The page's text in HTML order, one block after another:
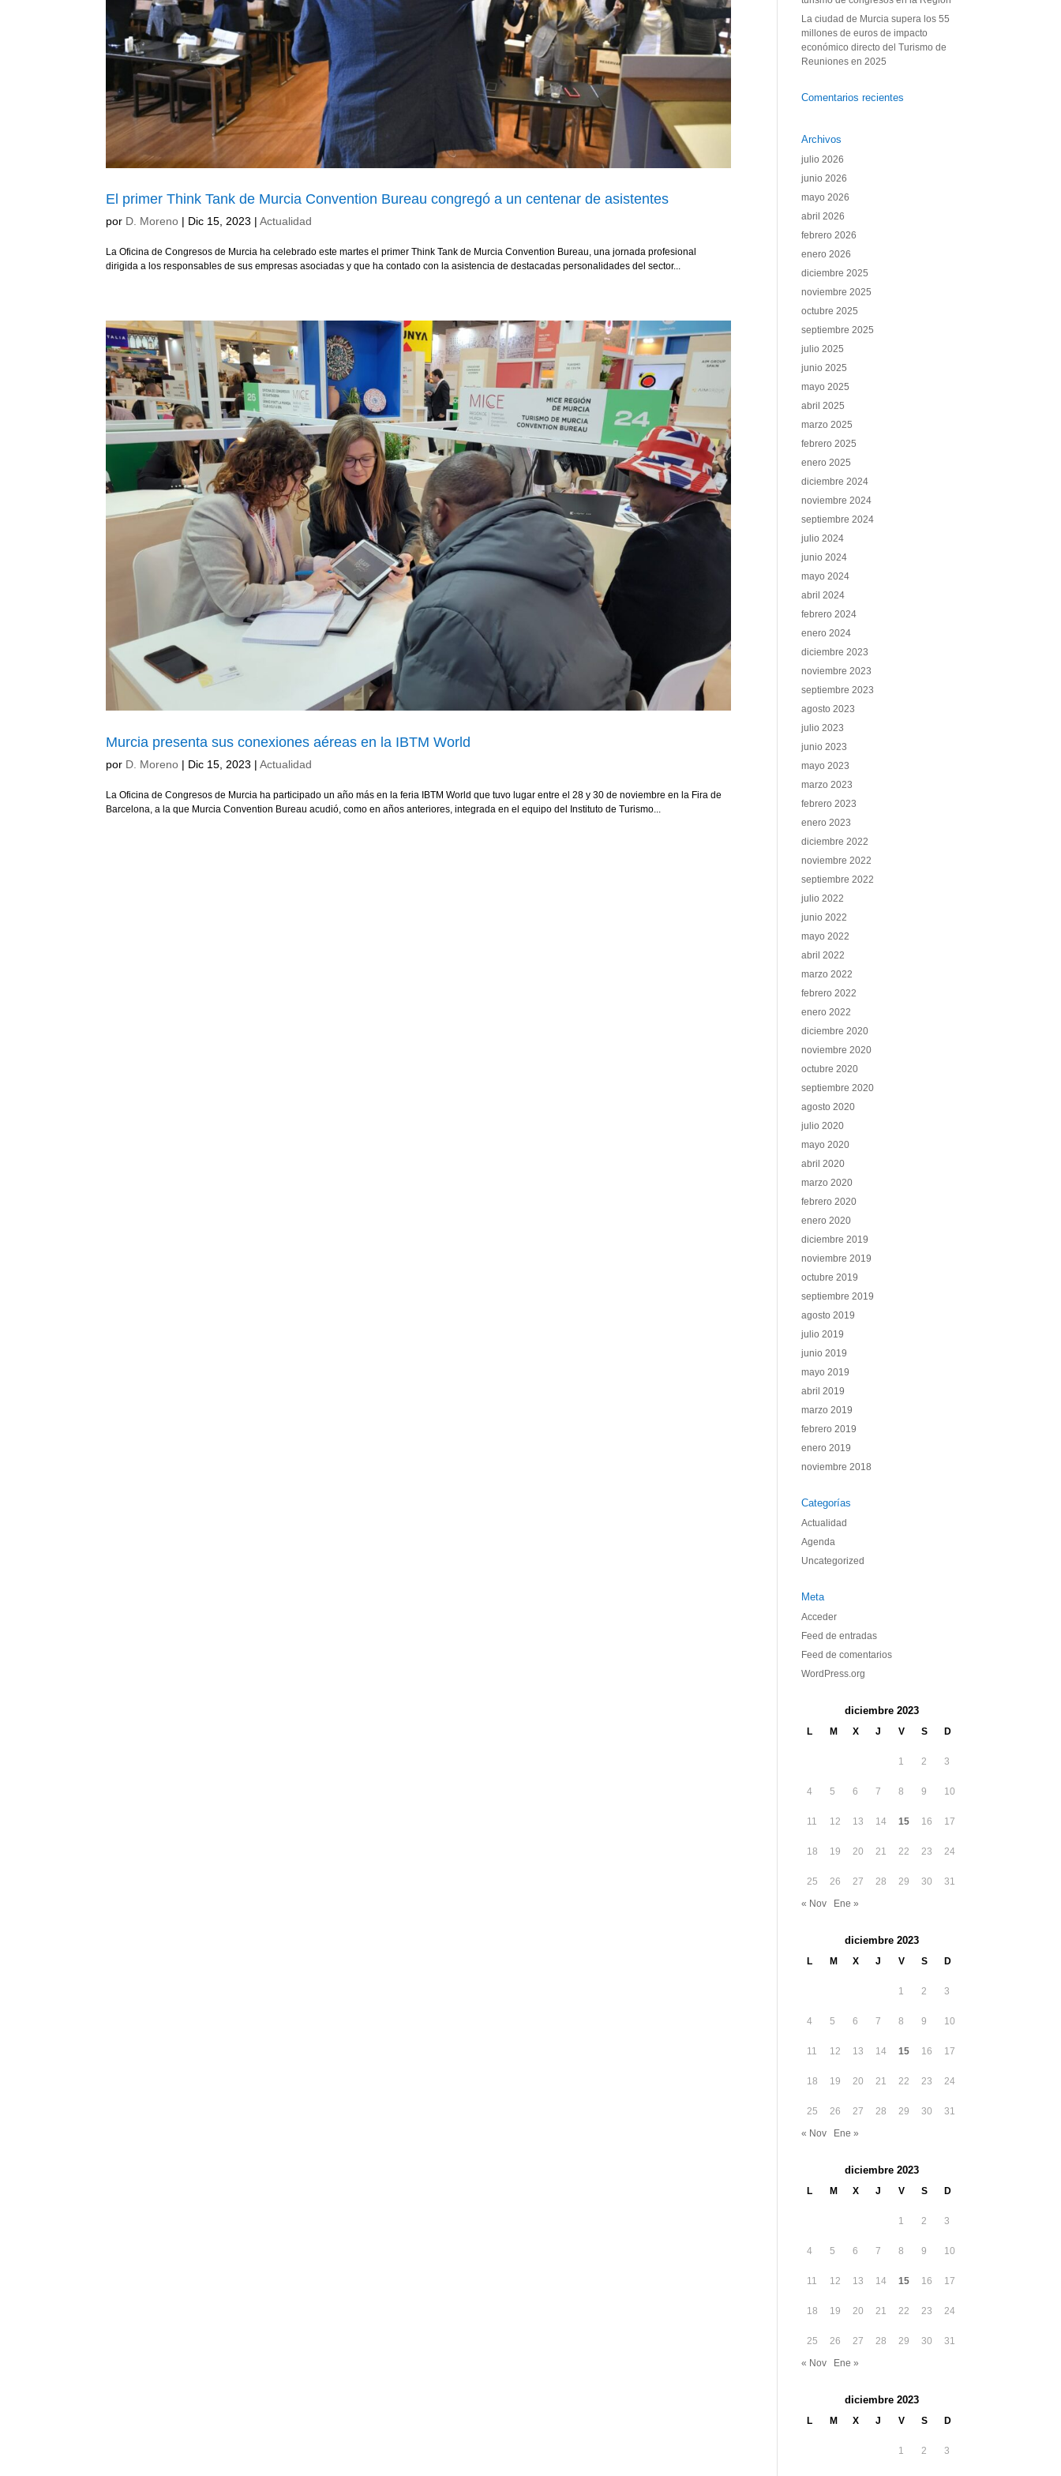
El primer Think Tank de Murcia Convention Bureau congregó a un centenar de asistentes
por D. Moreno | Dic 15, 2023 |Actualidad
La Oficina de Congresos de Murcia ha celebrado este martes el primer Think Tank de Murcia Convention Bureau, una jornada profesional
dirigida a los responsables de sus empresas asociadas y que ha contado con la asistencia de destacadas personalidades del sector...
Murcia presenta sus conexiones aéreas en la IBTM World
por D. Moreno | Dic 15, 2023 |Actualidad
La Oficina de Congresos de Murcia ha participado un año más en la feria IBTM World que tuvo lugar entre el 28 y 30 de noviembre en la Fira de
Barcelona, a la que Murcia Convention Bureau acudió, como en años anteriores, integrada en el equipo del Instituto de Turismo...
La ciudad de Murcia supera los 55
millones de euros de impacto
económico directo del Turismo de
Reuniones en 2025
Comentarios recientes
Archivos
julio 2026
junio 2026
mayo 2026
abril 2026
febrero 2026
enero 2026
diciembre 2025
noviembre 2025
octubre 2025
septiembre 2025
julio 2025
junio 2025
mayo 2025
abril 2025
marzo 2025
febrero 2025
enero 2025
diciembre 2024
noviembre 2024
septiembre 2024
julio 2024
junio 2024
mayo 2024
abril 2024
febrero 2024
enero 2024
diciembre 2023
noviembre 2023
septiembre 2023
agosto 2023
julio 2023
junio 2023
mayo 2023
marzo 2023
febrero 2023
enero 2023
diciembre 2022
noviembre 2022
septiembre 2022
julio 2022
junio 2022
mayo 2022
abril 2022
marzo 2022
febrero 2022
enero 2022
diciembre 2020
noviembre 2020
octubre 2020
septiembre 2020
agosto 2020
julio 2020
mayo 2020
abril 2020
marzo 2020
febrero 2020
enero 2020
diciembre 2019
noviembre 2019
octubre 2019
septiembre 2019
agosto 2019
julio 2019
junio 2019
mayo 2019
abril 2019
marzo 2019
febrero 2019
enero 2019
noviembre 2018
Categorías
Actualidad
Agenda
Uncategorized
Meta
Acceder
Feed de entradas
Feed de comentarios
WordPress.org
diciembre 2023
L M X J V S D
1 2 3
4 5 6 7 8 9 10
11 12 13 14 15 16 17
18 19 20 21 22 23 24
25 26 27 28 29 30
31
« Nov
Ene »
diciembre 2023
L M X J V S D
1 2 3
4 5 6 7 8 9 10
11 12 13 14 15 16 17
18 19 20 21 22 23 24
25 26 27 28 29 30
31
« Nov
Ene »
diciembre 2023
L M X J V S D
1 2 3
4 5 6 7 8 9 10
11 12 13 14 15 16 17
18 19 20 21 22 23 24
25 26 27 28 29 30
31
« Nov
Ene »
diciembre 2023
L M X J V S D
1 2 3